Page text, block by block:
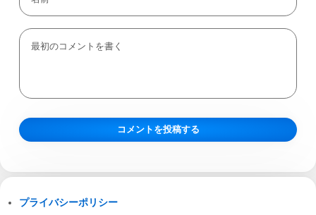
プライバシーポリシー